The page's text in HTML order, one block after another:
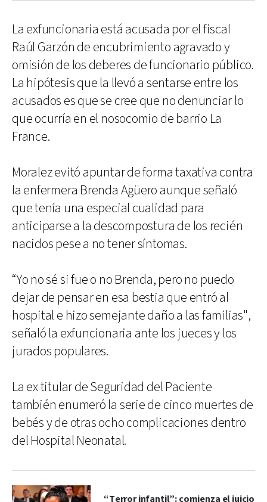
La exfuncionaria está acusada por el fiscal
Raúl Garzón de encubrimiento agravado y
omisión de los deberes de funcionario público.
La hipótesis que la llevó a sentarse entre los
acusados es que se cree que no denunciar lo
que ocurría en el nosocomio de barrio La
France.
Moralez evitó apuntar de forma taxativa contra
la enfermera Brenda Agüero aunque señaló
que tenía una especial cualidad para
anticiparse a la descompostura de los recién
nacidos pese a no tener síntomas.
“Yo no sé si fue o no Brenda, pero no puedo
dejar de pensar en esa bestia que entró al
hospital e hizo semejante daño a las familias",
señaló la exfuncionaria ante los jueces y los
jurados populares.
La ex titular de Seguridad del Paciente
también enumeró la serie de cinco muertes de
bebés y de otras ocho complicaciones dentro
del Hospital Neonatal.
“Terror infantil”: comienza el juicio